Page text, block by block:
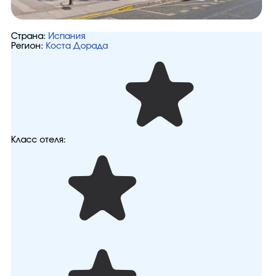
Страна: Испания
Регион: Коста Дорада
Класс отеля: